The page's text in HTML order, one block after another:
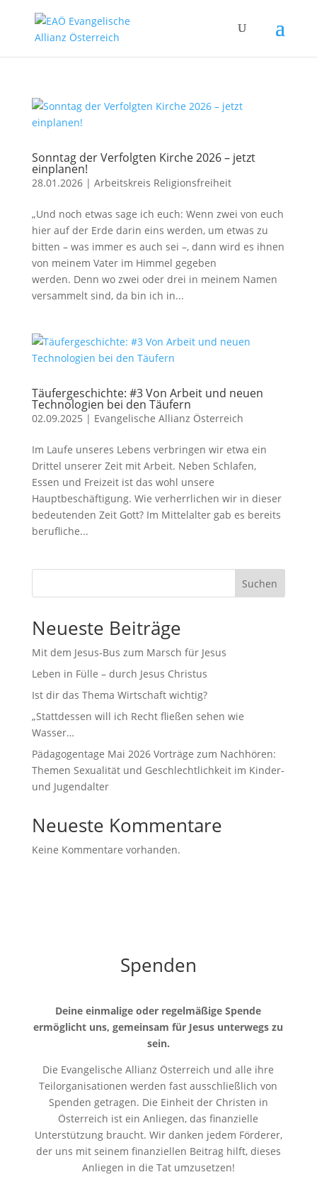
Sonntag der Verfolgten Kirche 2026 – jetzt
einplanen!
28.01.2026| Arbeitskreis Religionsfreiheit
„Und noch etwas sage ich euch: Wenn zwei von euch
hier auf der Erde darin eins werden, um etwas zu
bitten – was immer es auch sei –, dann wird es ihnen
von meinem Vater im Himmel gegeben
werden. Denn wo zwei oder drei in meinem Namen
versammelt sind, da bin ich in...
Täufergeschichte: #3 Von Arbeit und neuen
Technologien bei den Täufern
02.09.2025 | Evangelische Allianz Österreich
Im Laufe unseres Lebens verbringen wir etwa ein
Drittel unserer Zeit mit Arbeit. Neben Schlafen,
Essen und Freizeit ist das wohl unsere
Hauptbeschäftigung. Wie verherrlichen wir in dieser
bedeutenden Zeit Gott? Im Mittelalter gab es bereits
berufliche...
Suchen
Neueste Beiträge
Mit dem Jesus-Bus zum Marsch für Jesus
Leben in Fülle – durch Jesus Christus
Ist dir das Thema Wirtschaft wichtig?
„Stattdessen will ich Recht fließen sehen wie
Wasser…
Pädagogentage Mai 2026 Vorträge zum Nachhören:
Themen Sexualität und Geschlechtlichkeit im Kinder-
und Jugendalter
Neueste Kommentare
Keine Kommentare vorhanden.
Spenden
Deine einmalige oder regelmäßige Spende
ermöglicht uns, gemeinsam für Jesus unterwegs zu
sein.
Die Evangelische Allianz Österreich und alle ihre
Teilorganisationen werden fast ausschließlich von
Spenden getragen. Die Einheit der Christen in
Österreich ist ein Anliegen, das finanzielle
Unterstützung braucht. Wir danken jedem Förderer,
der uns mit seinem finanziellen Beitrag hilft, dieses
Anliegen in die Tat umzusetzen!